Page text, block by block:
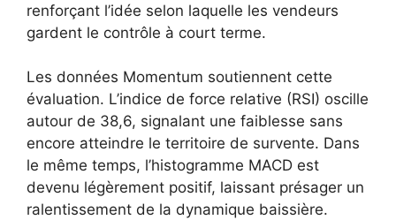
renforçant l’idée selon laquelle les vendeurs
gardent le contrôle à court terme.
Les données Momentum soutiennent cette
évaluation. L’indice de force relative (RSI) oscille
autour de 38,6, signalant une faiblesse sans
encore atteindre le territoire de survente. Dans
le même temps, l’histogramme MACD est
devenu légèrement positif, laissant présager un
ralentissement de la dynamique baissière.